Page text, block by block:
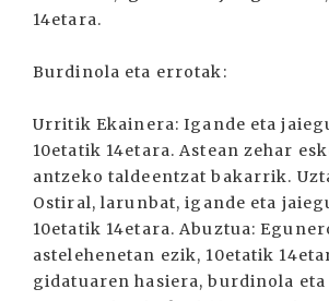
14etara.
Burdinola eta errotak:
Urritik Ekainera: Igande eta
10etatik 14etara. Astean zehar
antzeko taldeentzat bakarrik.
Ostiral, larunbat, igande eta
10etatik 14etara. Abuztua:
astelehenetan ezik, 10etatik
gidatuaren hasiera, burdinola